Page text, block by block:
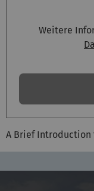
Weitere
A Brief